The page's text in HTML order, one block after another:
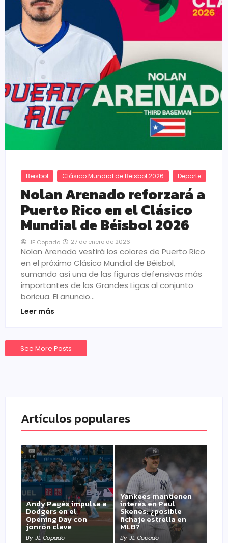
Beisbol Clásico Mundial de Béisbol 2026 Deporte
Nolan Arenado reforzará a
Puerto Rico en el Clásico
Mundial de Béisbol 2026
JE Copado 27 de enero de 2026 -
Nolan Arenado vestirá los colores de Puerto Rico
en el próximo Clásico Mundial de Béisbol,
sumando así una de las figuras defensivas más
importantes de las Grandes Ligas al conjunto
boricua. El anuncio…
Leer más
See More Posts
Artículos populares
Andy Pagés impulsa a
Dodgers en el
Opening Day con
jonrón clave
By JE Copado
Yankees mantienen
interés en Paul
Skenes: ¿posible
fichaje estrella en
MLB?
By JE Copado